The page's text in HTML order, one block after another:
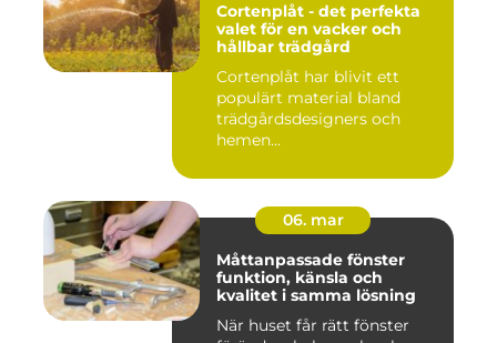
Cortenplåt - det perfekta
valet för en vacker och
hållbar trädgård
Cortenplåt har blivit ett
populärt material bland
trädgårdsdesigners och
hemen...
06. mar
Måttanpassade fönster
funktion, känsla och
kvalitet i samma lösning
När huset får rätt fönster